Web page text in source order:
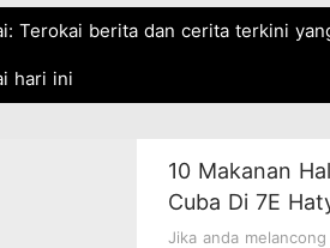
Terokai berita dan cerita terkini
hari ini
10 Makanan
Cuba Di 7E
Jika anda